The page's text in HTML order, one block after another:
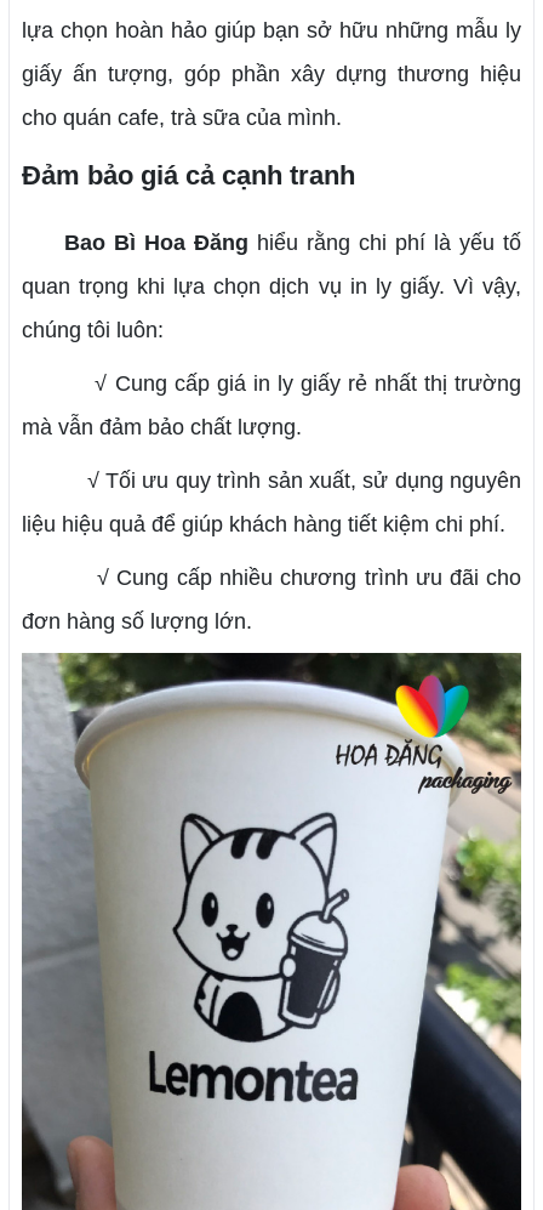
lựa chọn hoàn hảo giúp bạn sở hữu những mẫu ly
giấy ấn tượng, góp phần xây dựng thương hiệu
cho quán cafe, trà sữa của mình.
Đảm bảo giá cả cạnh tranh
Bao Bì Hoa Đăng hiểu rằng chi phí là yếu tố
quan trọng khi lựa chọn dịch vụ in ly giấy. Vì vậy,
chúng tôi luôn:
√ Cung cấp giá in ly giấy rẻ nhất thị trường
mà vẫn đảm bảo chất lượng.
√ Tối ưu quy trình sản xuất, sử dụng nguyên
liệu hiệu quả để giúp khách hàng tiết kiệm chi phí.
√ Cung cấp nhiều chương trình ưu đãi cho
đơn hàng số lượng lớn.